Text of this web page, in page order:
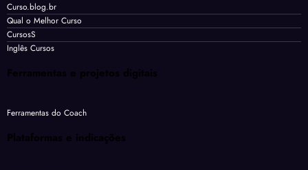
Curso.blog.br
Qual o Melhor Curso
CursosS
Inglês Cursos
Ferramentas e projetos digitais
Ferramentas do Coach
Plataformas e indicações